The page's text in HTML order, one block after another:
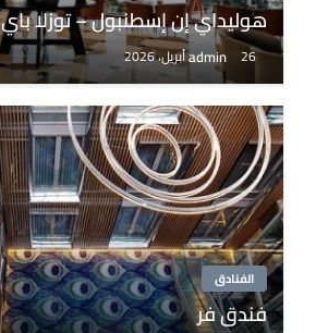
هوليداي إن إسطنبول – توزلا باي
admin 26 أبريل، 2026
الفنادق
فندق فر